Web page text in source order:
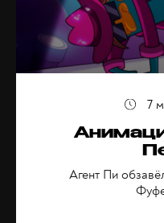
Агент Пи
7